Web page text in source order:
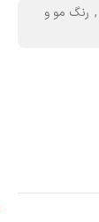
, رنگ مو و